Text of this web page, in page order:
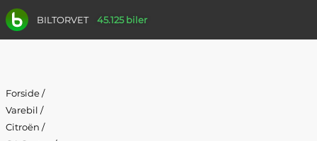
BILTORVET 45.125 biler
Forside/
Varebil /
Citroën /